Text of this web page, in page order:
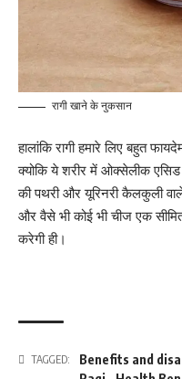
रागी खाने के नुकसान
हालांकि रागी हमारे लिए बहुत
क्योकि ये शरीर में ओक्सेलीक एसिड
की पथरी और यूरिनरी कैलकुली
और वैसे भी कोई भी चीज एक सीमित
करेगी ही।
TAGGED: Benefits and